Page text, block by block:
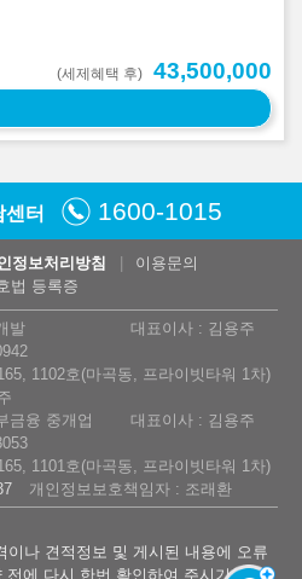
(세제혜택 후) 43,500,000
터 1600-1015
정보처리방침
이용문의
법 등록증
발
대표이사 : 김용주
1102호(마곡동, 프라이빗타워 1차)
금융 중개업
대표이사 : 김용주
1101호(마곡동, 프라이빗타워 1차)
개인정보보호책임자 : 조래환
나 견적정보 및 게시된 내용에 오류
에 다시 한번 확인하여 주시기 바랍